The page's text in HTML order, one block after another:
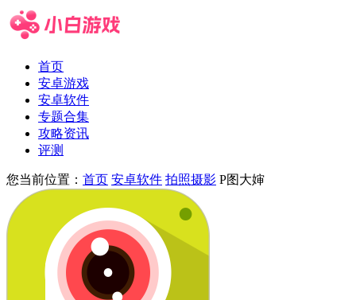
首页
安卓游戏
安卓软件
专题合集
攻略资讯
评测
您当前位置： 首页 安卓软件 拍照摄影 P图大婶